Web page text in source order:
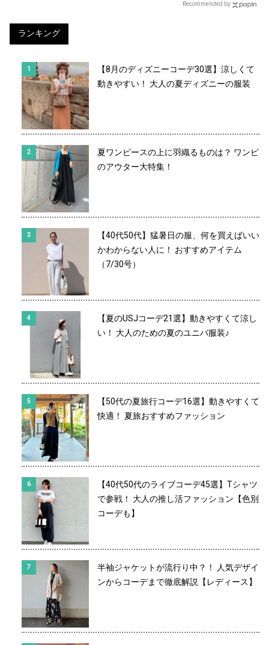
Recommended by
ランキング
【8月のディズニーコーデ30選】涼しくて
動きやすい！ 大人の夏ディズニーの服装
夏ワンピースの上に羽織るものは？ ワンピ
のアウター大特集！
【40代50代】猛暑日の服、何を買えばいい
かわからない人に！ おすすめアイテム
（7/30号）
【夏のUSJコーデ21選】動きやすくて涼し
い！ 大人のための夏のユニバ服装♪
【50代の夏旅行コーデ16選】動きやすくて
快適！ 夏旅おすすめファッション
【40代50代のライブコーデ45選】Tシャツ
で参戦！ 大人の推し活ファッション【色別
コーデも】
半袖ジャケットが流行り中？！ 人気デザイ
ンからコーデまで徹底解説【レディース】